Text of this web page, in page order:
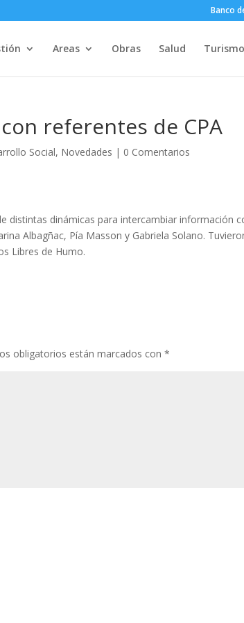
Banco
Areas Obras Salud Turismo
referentes de CPA
Social, Novedades | 0 Comentarios
distintas dinámicas para intercambiar información
Albagñac, Pía Masson y Gabriela Solano.
Libres de Humo.
obligatorios están marcados con*